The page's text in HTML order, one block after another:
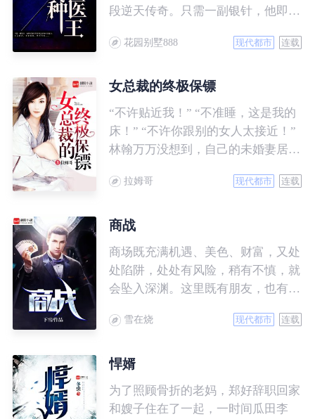
段逆天传奇。只需一副银针，他即可
者，不容侵犯，势不可挡……
花园别墅888 现代都市 连载
女总裁的终极保镖
“不许贴近我！” “不准睡，这是我的
床！” “不许你跟别的女人太接近！”
林翰万万没想到，自己的未婚妻居然
拉姆哥 现代都市 连载
商战
商场既充满机遇、美色、财富，又处
处陷阱，处处有风险，稍有不慎，就
会坠入深渊。这里既有朋友，也有对
斗争，又妥协，留余地，讲圆通，才
商场和职场各色对手之间，凭借个人
最终成为商界的传奇……
雪在烧 现代都市 连载
悍婿
为了照顾骨折的老妈，郑好辞职回家
和嫂子住在了一起，一时间瓜田李